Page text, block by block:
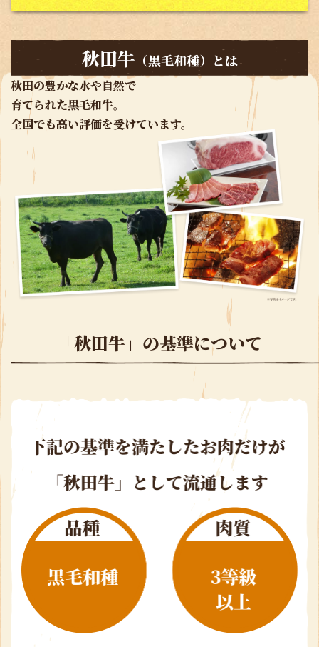
秋田牛 （黒毛和種）とは
秋田の豊かな水や自然で
育てられた黒毛和牛。
全国でも高い評価を受けています。
「秋田牛」の基準について